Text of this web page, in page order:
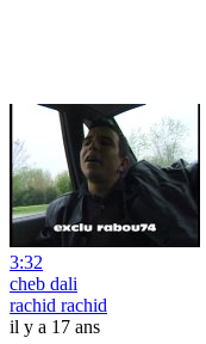
3:32
cheb dali
rachid rachid
il y a 17 ans